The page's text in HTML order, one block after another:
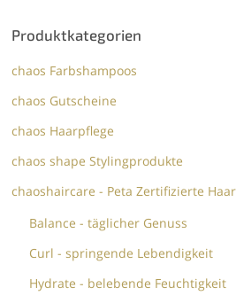
Produktkategorien
chaos Farbshampoos
chaos Gutscheine
chaos Haarpflege
chaos shape Stylingprodukte
chaoshaircare - Peta Zertifizierte
Balance - täglicher Genuss
Curl - springende Lebendigkeit
Hydrate - belebende Feuchtigkeit